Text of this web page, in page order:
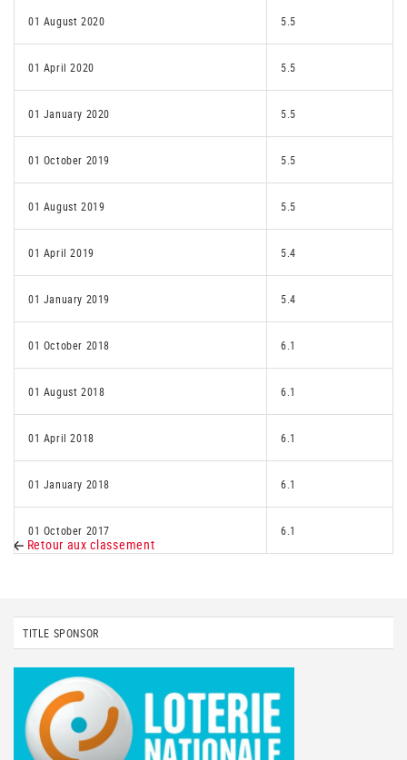
01 August 2020 5.5
01 April 2020 5.5
01 January 2020 5.5
01 October 2019 5.5
01 August 2019 5.5
01 April 2019 5.4
01 January 2019 5.4
01 October 2018 6.1
01 August 2018 6.1
01 April 2018 6.1
01 January 2018 6.1
01 October 2017 6.1
Retour aux classement
TITLE SPONSOR